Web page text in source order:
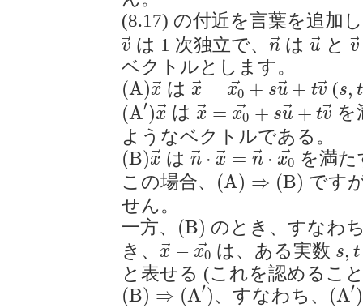
(8.17) の付近を言葉を追加
→
v
v →
は 1 次独立で、→
n
n→
は→
u
u→
と →
v
v
ベクトルとします。
(A)→
x
( A )x→は →
x = →
x0 + s→
u + t→
v
x→ =x0→ +s u→+ tv
(s, t
s, t
(A′)→
x
( A ′)x→は →
x = →
x0 + s→
u + t→
v
x→ x → +s →+tv
を
ようなベクトルである。
(B)→
x
(B)x→は →
n ⋅ →
x = →
n ⋅ →
x0
n→⋅x →=n → x0→
を満
この場合、 (A) ⇒ (B)
( A ) ⇒( B)
です
せん。
一方、 (B)
(B) のとき、すなわ
き、
→
x − →
x0
x→ −x 0→
は、ある実数 s, t
s, t
と表せる (これを認めるこ
(B) ⇒ (A′)
(B)⇒(A′) 、すなわち、 (A′)
(A′)